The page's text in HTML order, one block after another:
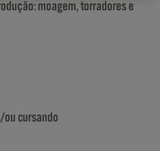
moagem, torradores e
ou cursando